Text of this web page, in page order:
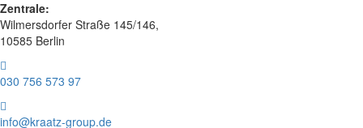
Zentrale:
Wilmersdorfer Straße 145/146,
10585 Berlin
030 756 573 97
info@kraatz-group.de